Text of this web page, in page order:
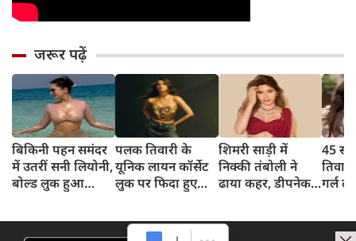
जरूर पढ़ें
बिकिनी पहन समंदर
में उतरीं सनी लियोनी,
बोल्ड लुक हुआ
पलक तिवारी के
यूनिक लायन कॉर्सेट
लुक पर फिदा हुए
का बोल्ड अंदाज
शिमरी साड़ी में
निक्की तंबोली ने
ढाया कहर, डीपनेक
बोल्डनेस का तड़का
45
गर्ल
का